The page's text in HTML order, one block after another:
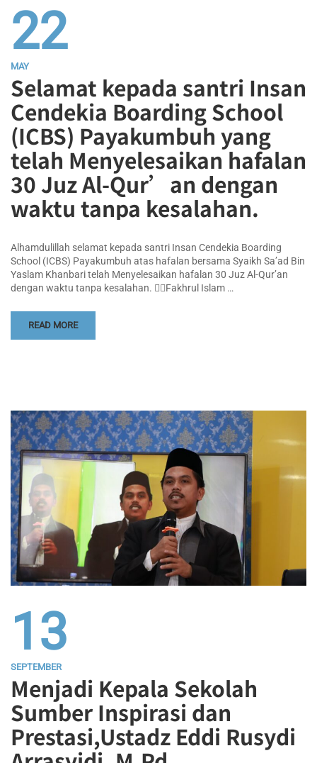
22
MAY
Selamat kepada santri Insan
Cendekia Boarding School
(ICBS) Payakumbuh yang
telah Menyelesaikan hafalan
30 Juz Al-Qur’an dengan
waktu tanpa kesalahan.
Alhamdulillah selamat kepada santri Insan Cendekia Boarding
School (ICBS) Payakumbuh atas hafalan bersama Syaikh Sa’ad Bin
Yaslam Khanbari telah Menyelesaikan hafalan 30 Juz Al-Qur’an
dengan waktu tanpa kesalahan. 👳‍♀️Fakhrul Islam …
READ MORE
13
SEPTEMBER
Menjadi Kepala Sekolah
Sumber Inspirasi dan
Prestasi,Ustadz Eddi Rusydi